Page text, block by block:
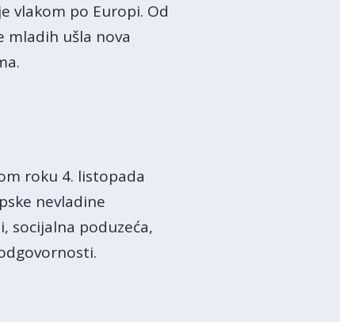
vlakom po Europi. Od
mladih ušla nova
roku 4. listopada
nevladine
socijalna poduzeća,